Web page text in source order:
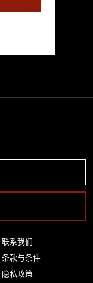
联系我们
条款与条件
隐私政策